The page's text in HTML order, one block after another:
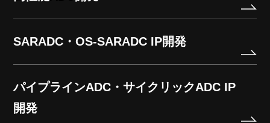
SARADC・OS-SARADC IP開発
パイプラインADC・サイクリックADC IP
開発